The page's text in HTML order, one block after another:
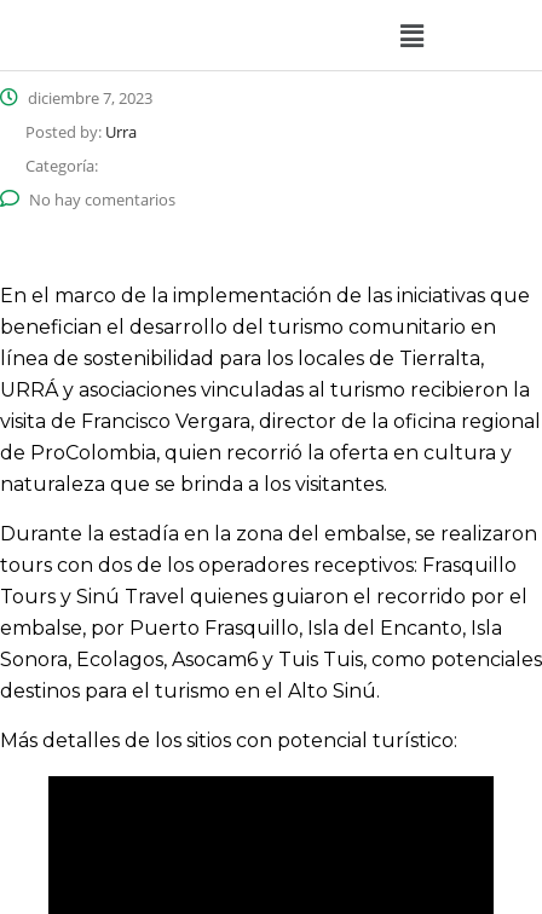
diciembre 7, 2023
Posted by: Urra
Categoría:
No hay comentarios
En el marco de la implementación de las iniciativas que
benefician el desarrollo del turismo comunitario en
línea de sostenibilidad para los locales de Tierralta,
URRÁ y asociaciones vinculadas al turismo recibieron la
visita de Francisco Vergara, director de la oficina regional
de ProColombia, quien recorrió la oferta en cultura y
naturaleza que se brinda a los visitantes.
Durante la estadía en la zona del embalse, se realizaron
tours con dos de los operadores receptivos: Frasquillo
Tours y Sinú Travel quienes guiaron el recorrido por el
embalse, por Puerto Frasquillo, Isla del Encanto, Isla
Sonora, Ecolagos, Asocam6 y Tuis Tuis, como potenciales
destinos para el turismo en el Alto Sinú.
Más detalles de los sitios con potencial turístico: